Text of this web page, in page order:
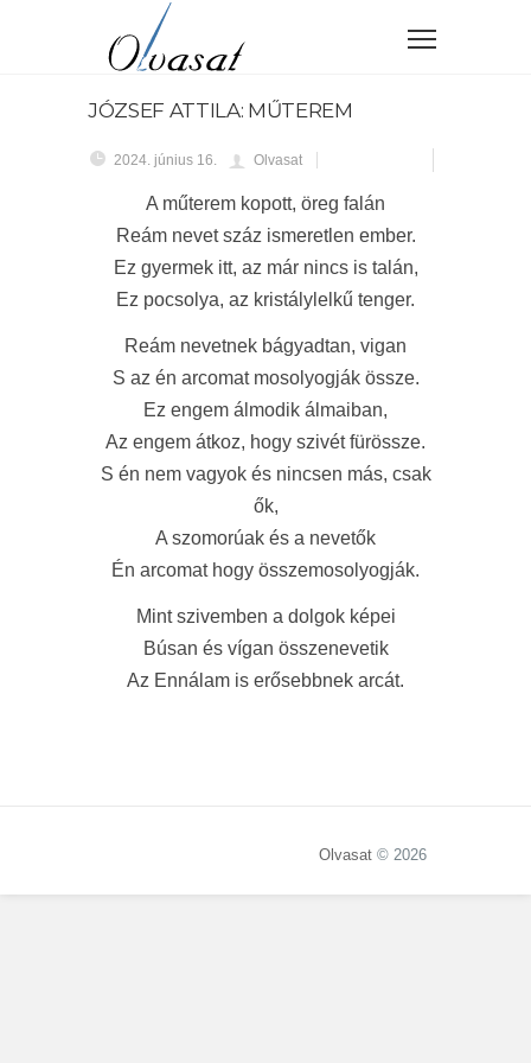
JÓZSEF ATTILA: MŰTEREM
2024. június 16. Olvasat
A műterem kopott, öreg falán
Reám nevet száz ismeretlen ember.
Ez gyermek itt, az már nincs is talán,
Ez pocsolya, az kristálylelkű tenger.
Reám nevetnek bágyadtan, vigan
S az én arcomat mosolyogják össze.
Ez engem álmodik álmaiban,
Az engem átkoz, hogy szivét fürössze.
S én nem vagyok és nincsen más, csak
ők,
A szomorúak és a nevetők
Én arcomat hogy összemosolyogják.
Mint szivemben a dolgok képei
Búsan és vígan összenevetik
Az Ennálam is erősebbnek arcát.
Olvasat © 2026